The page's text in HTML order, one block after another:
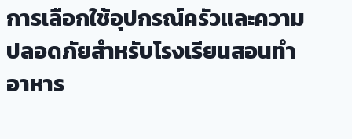
การเลือกใช้อุปกรณ์ครัวและความ
ปลอดภัยสำหรับโรงเรียนสอนทำ
อาหาร